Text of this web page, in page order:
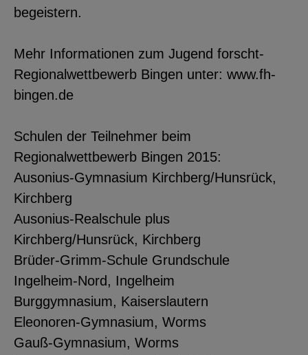
begeistern.
Mehr Informationen zum Jugend forscht-
Regionalwettbewerb Bingen unter: www.fh-
bingen.de
Schulen der Teilnehmer beim
Regionalwettbewerb Bingen 2015:
Ausonius-Gymnasium Kirchberg/Hunsrück,
Kirchberg
Ausonius-Realschule plus
Kirchberg/Hunsrück, Kirchberg
Brüder-Grimm-Schule Grundschule
Ingelheim-Nord, Ingelheim
Burggymnasium, Kaiserslautern
Eleonoren-Gymnasium, Worms
Gauß-Gymnasium, Worms